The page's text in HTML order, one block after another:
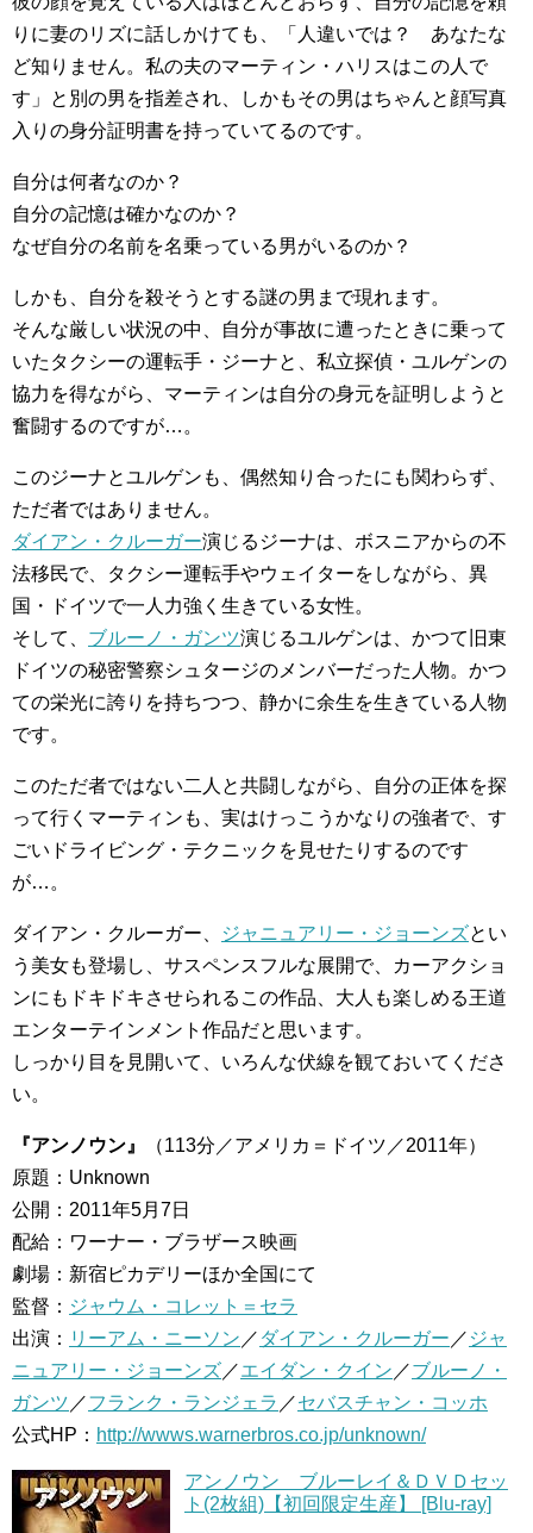
りに妻のリズに話しかけても、「人違いでは？ あなたな
ど知りません。私の夫のマーティン・ハリスはこの人で
す」と別の男を指差され、しかもその男はちゃんと顔写真
入りの身分証明書を持っていてるのです。
自分は何者なのか？
自分の記憶は確かなのか？
なぜ自分の名前を名乗っている男がいるのか？
しかも、自分を殺そうとする謎の男まで現れます。
そんな厳しい状況の中、自分が事故に遭ったときに乗って
いたタクシーの運転手・ジーナと、私立探偵・ユルゲンの
協力を得ながら、マーティンは自分の身元を証明しようと
奮闘するのですが…。
このジーナとユルゲンも、偶然知り合ったにも関わらず、
ただ者ではありません。
ダイアン・クルーガー演じるジーナは、ボスニアからの不
法移民で、タクシー運転手やウェイターをしながら、異
国・ドイツで一人力強く生きている女性。
そして、 ブルーノ・ガンツ演じるユルゲンは、かつて旧東
ドイツの秘密警察シュタージのメンバーだった人物。かつ
ての栄光に誇りを持ちつつ、静かに余生を生きている人物
です。
このただ者ではない二人と共闘しながら、自分の正体を探
って行くマーティンも、実はけっこうかなりの強者で、す
ごいドライビング・テクニックを見せたりするのです
が…。
ダイアン・クルーガー、 ジャニュアリー・ジョーンズとい
う美女も登場し、サスペンスフルな展開で、カーアクショ
ンにもドキドキさせられるこの作品、大人も楽しめる王道
エンターテインメント作品だと思います。
しっかり目を見開いて、いろんな伏線を観ておいてくださ
い。
『アンノウン』
（113分／アメリカ＝ドイツ／2011年）
原題：Unknown
公開：2011年5月7日
配給：ワーナー・ブラザース映画
劇場：新宿ピカデリーほか全国にて
監督： ジャウム・コレット＝セラ
出演： リーアム・ニーソン ／ ダイアン・クルーガー ／ ジャ
ニュアリー・ジョーンズ／エイダン・クイン ／ブルーノ・
ガンツ ／フランク・ランジェラ ／セバスチャン・コッホ
公式HP： http://wwws.warnerbros.co.jp/unknown/
アンノウン ブルーレイ＆ＤＶＤセッ
ト(2枚組)【初回限定生産】 [Blu-ray]